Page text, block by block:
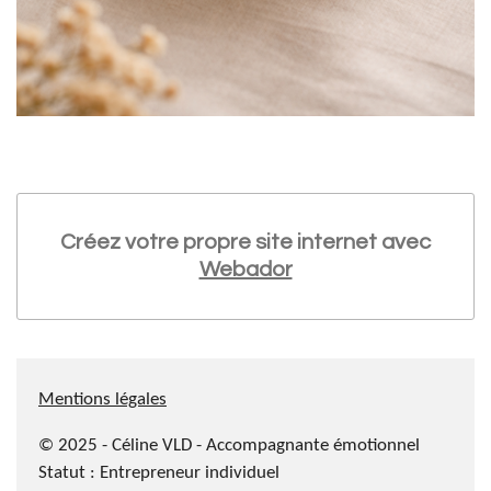
Créez votre propre site internet avec
Webador
Mentions légales
© 2025 - Céline VLD - Accompagnante émotionnel
Statut : Entrepreneur individuel